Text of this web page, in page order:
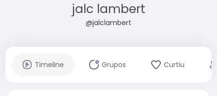
jalc lambert
@jalclambert
Timeline Grupos Curtiu